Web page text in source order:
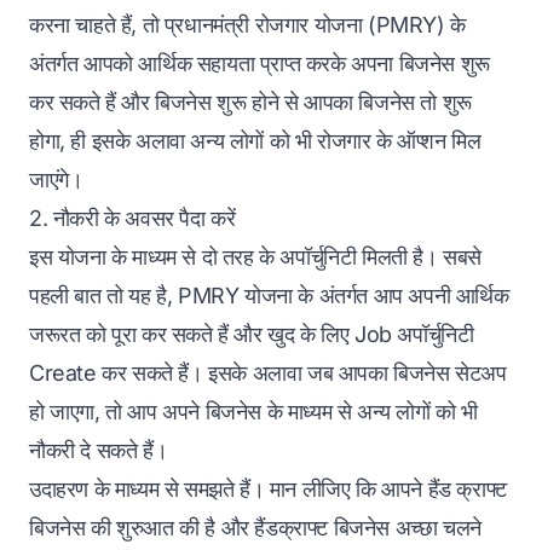
करना चाहते हैं, तो प्रधानमंत्री रोजगार योजना (PMRY) के
अंतर्गत आपको आर्थिक सहायता प्राप्त करके अपना बिजनेस शुरू
कर सकते हैं और बिजनेस शुरू होने से आपका बिजनेस तो शुरू
होगा, ही इसके अलावा अन्य लोगों को भी रोजगार के ऑप्शन मिल
जाएंगे।
2. नौकरी के अवसर पैदा करें
इस योजना के माध्यम से दो तरह के अपॉर्चुनिटी मिलती है। सबसे
पहली बात तो यह है, PMRY योजना के अंतर्गत आप अपनी आर्थिक
जरूरत को पूरा कर सकते हैं और खुद के लिए Job अपॉर्चुनिटी
Create कर सकते हैं। इसके अलावा जब आपका बिजनेस सेटअप
हो जाएगा, तो आप अपने बिजनेस के माध्यम से अन्य लोगों को भी
नौकरी दे सकते हैं।
उदाहरण के माध्यम से समझते हैं। मान लीजिए कि आपने हैंड क्राफ्ट
बिजनेस की शुरुआत की है और हैंडक्राफ्ट बिजनेस अच्छा चलने